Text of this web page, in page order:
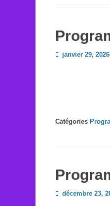
Posted
janvier 29, 2026
Catégories
Posted
décembre 23,